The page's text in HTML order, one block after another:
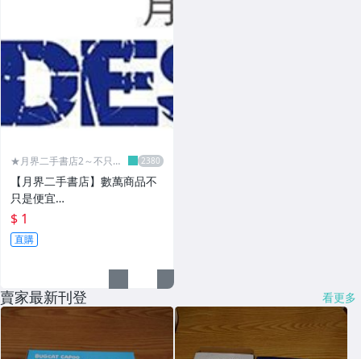
★月界二手書店2～不只是
【月界二手書店】數萬商品不
只是便宜…
$ 1
直購
賣家最新刊登 看更多